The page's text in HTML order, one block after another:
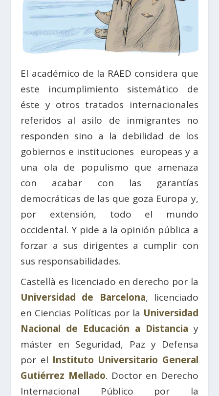
El académico de la RAED considera que
este incumplimiento sistemático de
éste y otros tratados internacionales
referidos al asilo de inmigrantes no
responden sino a la debilidad de los
gobiernos e instituciones europeas y a
una ola de populismo que amenaza
con acabar con las garantías
democráticas de las que goza Europa y,
por extensión, todo el mundo
occidental. Y pide a la opinión pública a
forzar a sus dirigentes a cumplir con
sus responsabilidades.
Castellà es licenciado en derecho por la
Universidad de Barcelona, ​​licenciado
en Ciencias Políticas por la Universidad
Nacional de Educación a Distancia y
máster en Seguridad, Paz y Defensa
por el Instituto Universitario General
Gutiérrez Mellado. Doctor en Derecho
Internacional Público por la